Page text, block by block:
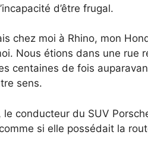
d’être frugal.
chez moi à Rhino, mon
Nous étions dans une rue
centaines de fois
sens.
conducteur du SUV
si elle possédait la